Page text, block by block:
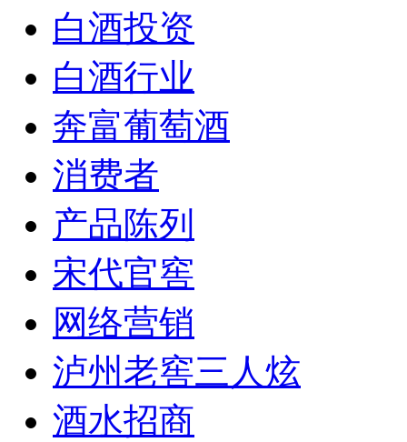
白酒投资
白酒行业
奔富葡萄酒
消费者
产品陈列
宋代官窖
网络营销
泸州老窖三人炫
酒水招商